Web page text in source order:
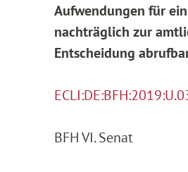
Aufwendungen für
nachträglich zur
Entscheidung
BFH VI. Senat